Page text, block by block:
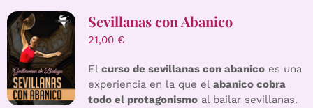
Sevillanas con Abanico
21,00 €
El curso de sevillanas con abanicoes una
experiencia en la que el abanico cobra
todo el protagonismoal bailar sevillanas.